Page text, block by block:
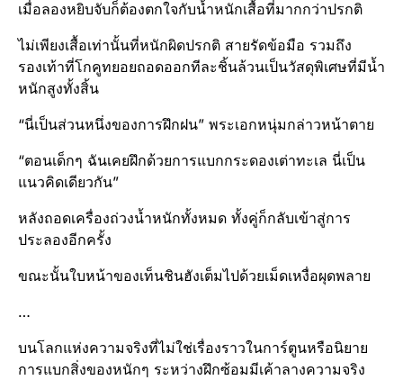
เมื่อลองหยิบจับก็ต้องตกใจกับน้ำหนักเสื้อที่มากกว่าปรกติ
ไม่เพียงเสื้อเท่านั้นที่หนักผิดปรกติ สายรัดข้อมือ รวมถึง
รองเท้าที่โกคูทยอยถอดออกทีละชิ้นล้วนเป็นวัสดุพิเศษที่มีน้ำ
หนักสูงทั้งสิ้น
“นี่เป็นส่วนหนึ่งของการฝึกฝน” พระเอกหนุ่มกล่าวหน้าตาย
“ตอนเด็กๆ ฉันเคยฝึกด้วยการแบกกระดองเต่าทะเล นี่เป็น
แนวคิดเดียวกัน”
หลังถอดเครื่องถ่วงน้ำหนักทั้งหมด ทั้งคู่ก็กลับเข้าสู่การ
ประลองอีกครั้ง
ขณะนั้นใบหน้าของเท็นชินฮังเต็มไปด้วยเม็ดเหงื่อผุดพลาย
…
บนโลกแห่งความจริงที่ไม่ใช่เรื่องราวในการ์ตูนหรือนิยาย
การแบกสิ่งของหนักๆ ระหว่างฝึกซ้อมมีเค้าลางความจริง